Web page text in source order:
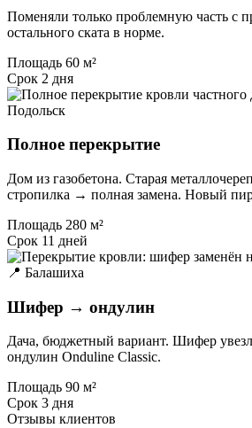
Поменяли только проблемную часть с
остального ската в норме.
Площадь 60 м²
Срок 2 дня
Подольск
Полное перекрытие
Дом из газобетона. Старая
стропилка → полная замена. Новый
Площадь 280 м²
Срок 11 дней
📍 Балашиха
Шифер → ондулин
Дача, бюджетный вариант. Шифер
ондулин Onduline Classic.
Площадь 90 м²
Срок 3 дня
Отзывы клиентов